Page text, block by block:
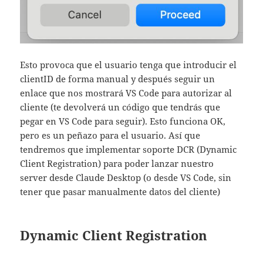
Esto provoca que el usuario tenga que introducir el
clientID de forma manual y después seguir un
enlace que nos mostrará VS Code para autorizar al
cliente (te devolverá un código que tendrás que
pegar en VS Code para seguir). Esto funciona OK,
pero es un peñazo para el usuario. Así que
tendremos que implementar soporte DCR (Dynamic
Client Registration) para poder lanzar nuestro
server desde Claude Desktop (o desde VS Code, sin
tener que pasar manualmente datos del cliente)
Dynamic Client Registration